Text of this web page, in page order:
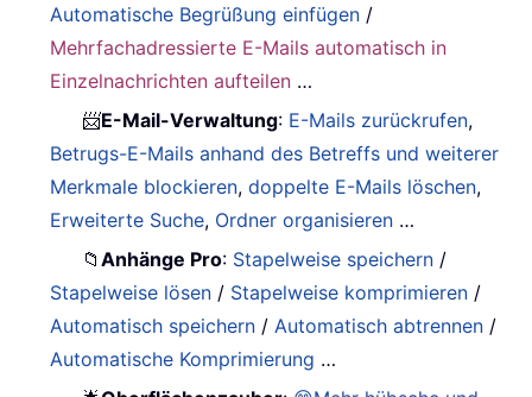
Automatische Begrüßung einfügen /
Mehrfachadressierte E-Mails automatisch in
Einzelnachrichten aufteilen …
📨E-Mail-Verwaltung: E-Mails zurückrufen,
Betrugs-E-Mails anhand des Betreffs und weiterer
Merkmale blockieren,doppelte E-Mails löschen,
Erweiterte Suche, Ordner organisieren …
📁Anhänge Pro: Stapelweise speichern /
Stapelweise lösen / Stapelweise komprimieren /
Automatisch speichern /Automatisch abtrennen /
Automatische Komprimierung …